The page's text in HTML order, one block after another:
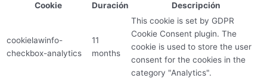
Cookie
Duración Descripción
cookielawinfo-
checkbox-analytics
11
months
This cookie is set by GDPR
Cookie Consent plugin. The
cookie is used to store the user
consent for the cookies in the
category "Analytics".